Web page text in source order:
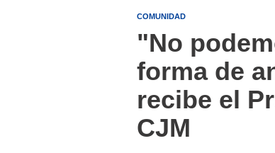
COMUNIDAD
"No
forma de
recibe el
CJM